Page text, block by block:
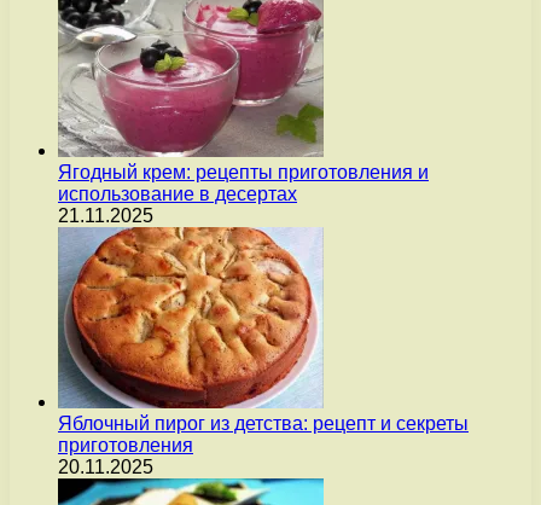
Ягодный крем: рецепты приготовления и
использование в десертах
21.11.2025
Яблочный пирог из детства: рецепт и секреты
приготовления
20.11.2025